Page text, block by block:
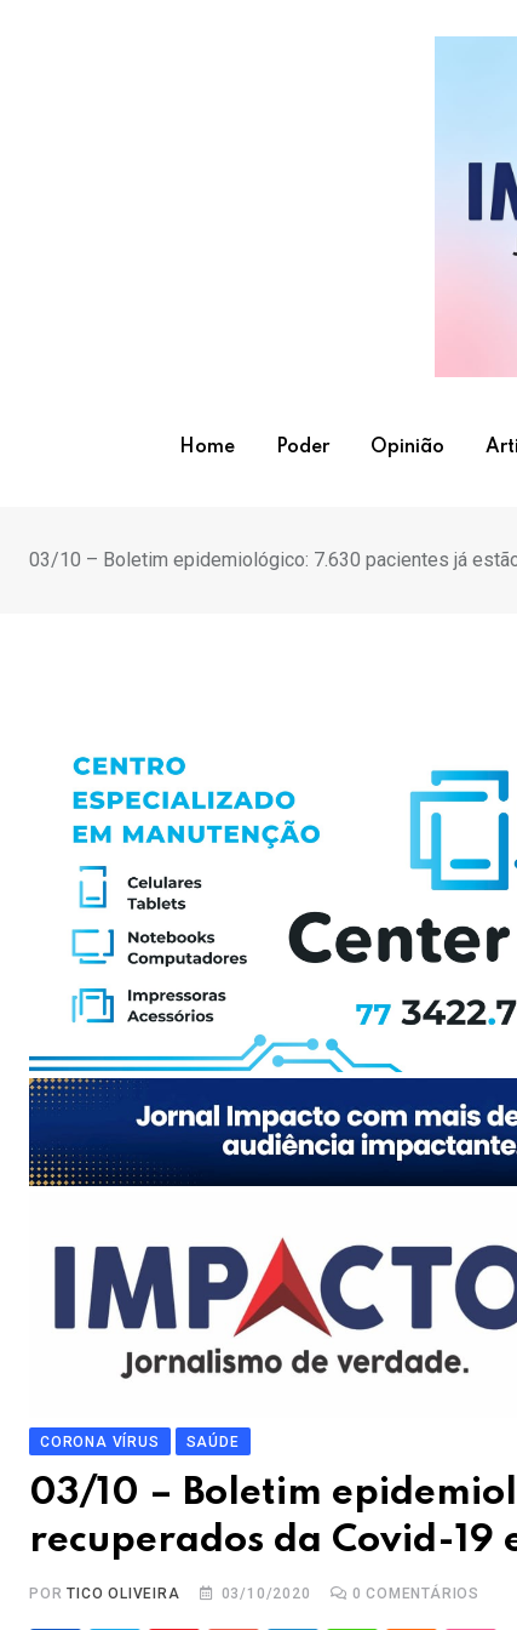
Home Poder Opinião
03/10 – Boletim epidemiológico: 7.630 pacientes já
CORONA VÍRUS SAÚDE
03/10 – Boletim
recuperados da Covid-19
PORTICO OLIVEIRA 03/10/2020 0 COMENTÁRIOS